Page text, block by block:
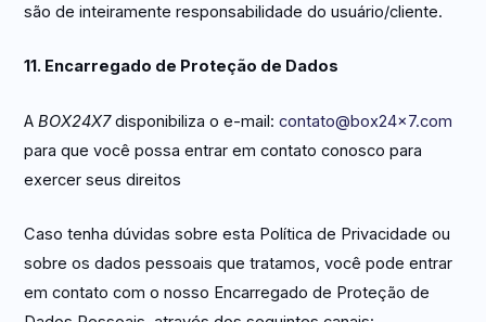
são de inteiramente responsabilidade do usuário/cliente.
11. Encarregado de Proteção de Dados
ABOX24X7disponibiliza o e-mail:contato@box24x7.com
para que você possa entrar em contato conosco para
exercer seus direitos
Caso tenha dúvidas sobre esta Política de Privacidade ou
sobre os dados pessoais que tratamos, você pode entrar
em contato com o nosso Encarregado de Proteção de